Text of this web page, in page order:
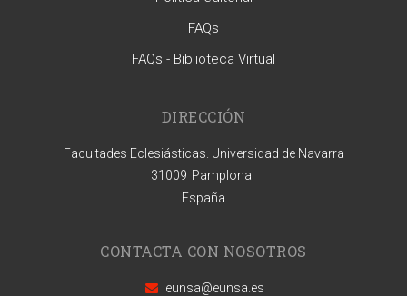
FAQs
FAQs - Biblioteca Virtual
DIRECCIÓN
Facultades Eclesiásticas. Universidad de Navarra
31009 Pamplona
España
CONTACTA CON NOSOTROS
eunsa@eunsa.es